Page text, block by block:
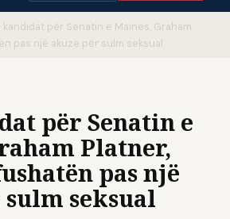
kandidat për Senatin e Maines, Graham
pas një akuze për sulm seksual
për Senatin e
Platner,
pas një
seksual